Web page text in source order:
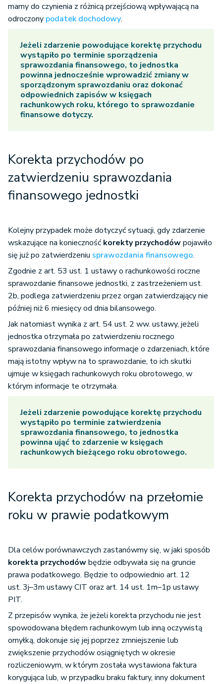
mamy do czynienia z różnicą przejściową wpływającą na
odroczony podatek dochodowy.
Jeżeli zdarzenie powodujące korektę przychodu
wystąpiło po terminie sporządzenia
sprawozdania finansowego, to jednostka
powinna jednocześnie wprowadzić zmiany w
sporządzonym sprawozdaniu oraz dokonać
odpowiednich zapisów w księgach
rachunkowych roku, którego to sprawozdanie
finansowe dotyczy.
Korekta przychodów po
zatwierdzeniu sprawozdania
finansowego jednostki
Kolejny przypadek może dotyczyć sytuacji, gdy zdarzenie
wskazujące na konieczność korekty przychodówpojawiło
się już po zatwierdzeniu sprawozdania finansowego.
Zgodnie z art. 53 ust. 1 ustawy o rachunkowości roczne
sprawozdanie finansowe jednostki, z zastrzeżeniem ust.
2b, podlega zatwierdzeniu przez organ zatwierdzający nie
później niż 6 miesięcy od dnia bilansowego.
Jak natomiast wynika z art. 54 ust. 2 ww. ustawy, jeżeli
jednostka otrzymała po zatwierdzeniu rocznego
sprawozdania finansowego informacje o zdarzeniach, które
mają istotny wpływ na to sprawozdanie, to ich skutki
ujmuje w księgach rachunkowych roku obrotowego, w
którym informacje te otrzymała.
Jeżeli zdarzenie powodujące korektę przychodu
wystąpiło po terminie zatwierdzenia
sprawozdania finansowego, to jednostka
powinna ująć to zdarzenie w księgach
rachunkowych bieżącego roku obrotowego.
Korekta przychodów na przełomie
roku w prawie podatkowym
Dla celów porównawczych zastanówmy się, w jaki sposób
korekta przychodówbędzie odbywała się na gruncie
prawa podatkowego. Będzie to odpowiednio art. 12
ust. 3j–3m ustawy CIT oraz art. 14 ust. 1m–1p ustawy
PIT.
Z przepisów wynika, że jeżeli korekta przychodu nie jest
spowodowana błędem rachunkowym lub inną oczywistą
omyłką, dokonuje się jej poprzez zmniejszenie lub
zwiększenie przychodów osiągniętych w okresie
rozliczeniowym, w którym została wystawiona faktura
korygująca lub, w przypadku braku faktury, inny dokument